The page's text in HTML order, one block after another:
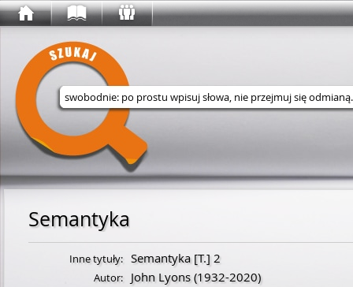
Wyszukaj w serwisie
Semantyka
Inne tytuły: Semantyka [T.] 2
Autor: John Lyons(1932-2020)